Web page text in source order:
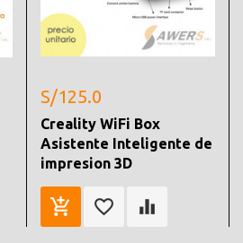
S/125.0
Creality WiFi Box
Asistente Inteligente de
impresion 3D